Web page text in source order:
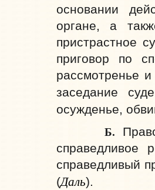
основании
органе, а
пристрастное
приговор по
рассмотренье
заседание
осужденье,
Б.
справедливое
справедливый
(Даль).